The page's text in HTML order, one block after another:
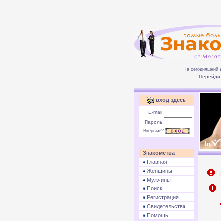
На сегодняшний
Перейди
вход здесь
E-mail
Пароль
Впервые?
Знакомства
Главная
Женщины
Мужчины
Поиск
Регистрация
Свидетельства
Помощь